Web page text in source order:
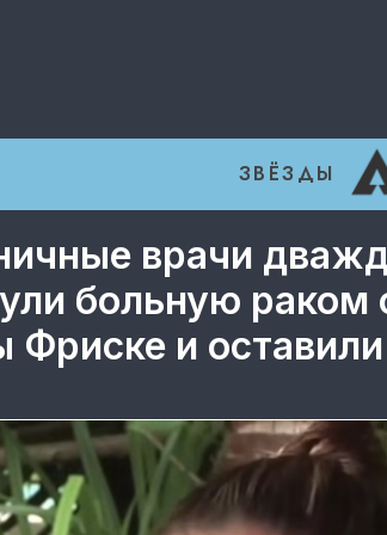
ЗВЁЗДЫ
врачи
больную раком
и